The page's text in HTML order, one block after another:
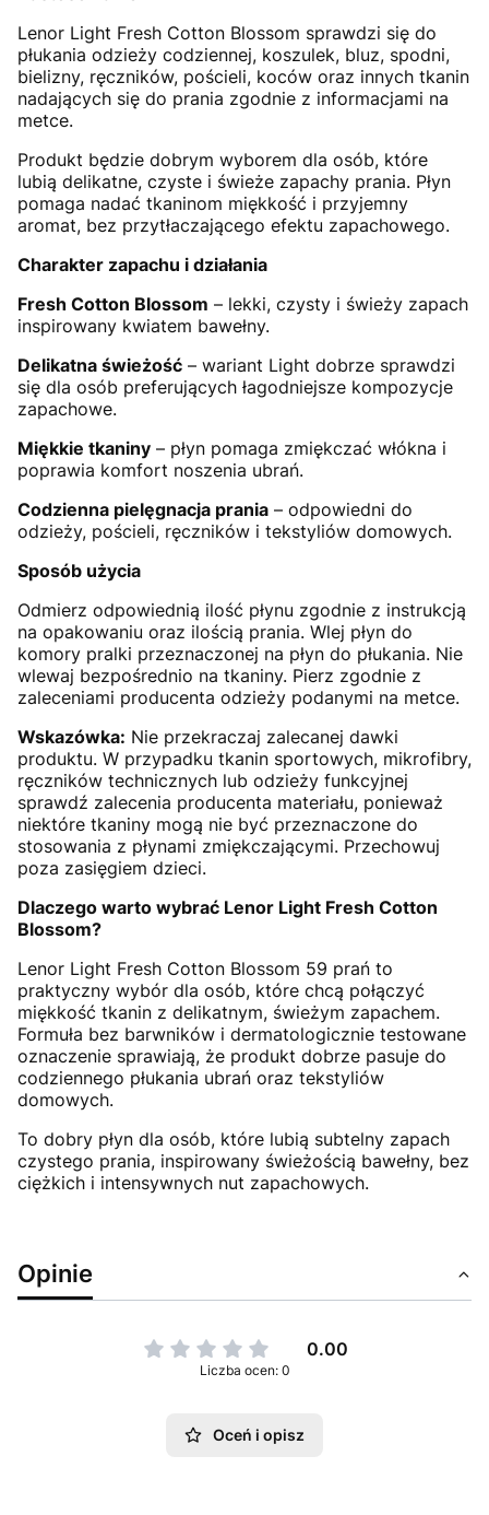
Lenor Light Fresh Cotton Blossom sprawdzi się do
płukania odzieży codziennej, koszulek, bluz, spodni,
bielizny, ręczników, pościeli, koców oraz innych tkanin
nadających się do prania zgodnie z informacjami na
metce.
Produkt będzie dobrym wyborem dla osób, które
lubią delikatne, czyste i świeże zapachy prania. Płyn
pomaga nadać tkaninom miękkość i przyjemny
aromat, bez przytłaczającego efektu zapachowego.
Charakter zapachu i działania
Fresh Cotton Blossom – lekki, czysty i świeży zapach
inspirowany kwiatem bawełny.
Delikatna świeżość – wariant Light dobrze sprawdzi
się dla osób preferujących łagodniejsze kompozycje
zapachowe.
Miękkie tkaniny – płyn pomaga zmiękczać włókna i
poprawia komfort noszenia ubrań.
Codzienna pielęgnacja prania – odpowiedni do
odzieży, pościeli, ręczników i tekstyliów domowych.
Sposób użycia
Odmierz odpowiednią ilość płynu zgodnie z instrukcją
na opakowaniu oraz ilością prania. Wlej płyn do
komory pralki przeznaczonej na płyn do płukania. Nie
wlewaj bezpośrednio na tkaniny. Pierz zgodnie z
zaleceniami producenta odzieży podanymi na metce.
Wskazówka: Nie przekraczaj zalecanej dawki
produktu. W przypadku tkanin sportowych, mikrofibry,
ręczników technicznych lub odzieży funkcyjnej
sprawdź zalecenia producenta materiału, ponieważ
niektóre tkaniny mogą nie być przeznaczone do
stosowania z płynami zmiękczającymi. Przechowuj
poza zasięgiem dzieci.
Dlaczego warto wybrać Lenor Light Fresh Cotton
Blossom?
Lenor Light Fresh Cotton Blossom 59 prań to
praktyczny wybór dla osób, które chcą połączyć
miękkość tkanin z delikatnym, świeżym zapachem.
Formuła bez barwników i dermatologicznie testowane
oznaczenie sprawiają, że produkt dobrze pasuje do
codziennego płukania ubrań oraz tekstyliów
domowych.
To dobry płyn dla osób, które lubią subtelny zapach
czystego prania, inspirowany świeżością bawełny, bez
ciężkich i intensywnych nut zapachowych.
Opinie
0.00
Liczba ocen: 0
Oceń i opisz